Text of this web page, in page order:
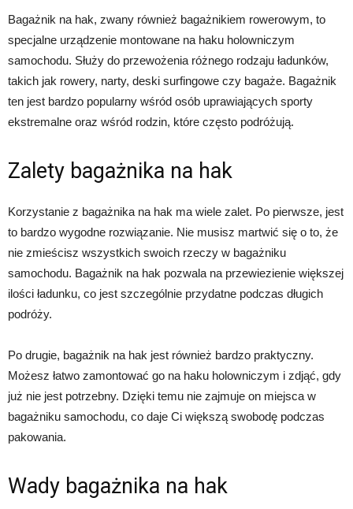
Bagażnik na hak, zwany również bagażnikiem rowerowym, to
specjalne urządzenie montowane na haku holowniczym
samochodu. Służy do przewożenia różnego rodzaju ładunków,
takich jak rowery, narty, deski surfingowe czy bagaże. Bagażnik
ten jest bardzo popularny wśród osób uprawiających sporty
ekstremalne oraz wśród rodzin, które często podróżują.
Zalety bagażnika na hak
Korzystanie z bagażnika na hak ma wiele zalet. Po pierwsze, jest
to bardzo wygodne rozwiązanie. Nie musisz martwić się o to, że
nie zmieścisz wszystkich swoich rzeczy w bagażniku
samochodu. Bagażnik na hak pozwala na przewiezienie większej
ilości ładunku, co jest szczególnie przydatne podczas długich
podróży.
Po drugie, bagażnik na hak jest również bardzo praktyczny.
Możesz łatwo zamontować go na haku holowniczym i zdjąć, gdy
już nie jest potrzebny. Dzięki temu nie zajmuje on miejsca w
bagażniku samochodu, co daje Ci większą swobodę podczas
pakowania.
Wady bagażnika na hak